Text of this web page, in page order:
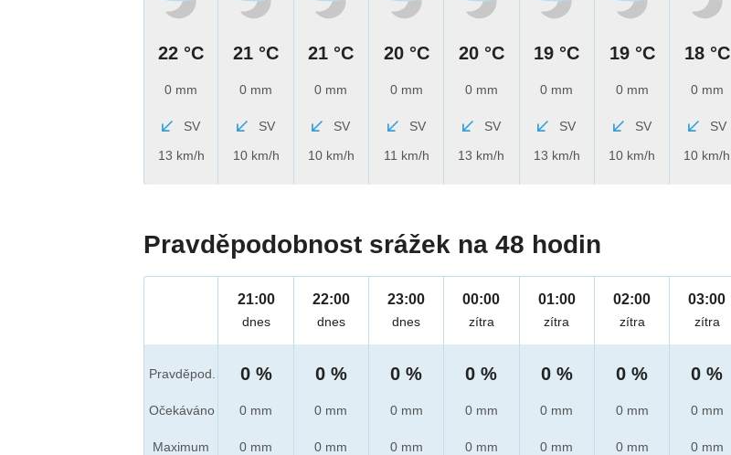
22 °C
0 mm
SV
13 km/h
21 °C
0 mm
SV
10 km/h
21 °C
0 mm
SV
10 km/h
20 °C
0 mm
SV
11 km/h
20 °C
0 mm
SV
13 km/h
19 °C
0 mm
SV
13 km/h
19 °C
0 mm
SV
10 km/h
18 °C
0 mm
SV
10 km/h
Pravděpodobnost srážek na 48 hodin
Pravděpod.
Očekáváno
Maximum
21:00
dnes
0 %
0 mm
0 mm
22:00
dnes
0 %
0 mm
0 mm
23:00
dnes
0 %
0 mm
0 mm
00:00
zítra
0 %
0 mm
0 mm
01:00
zítra
0 %
0 mm
0 mm
02:00
zítra
0 %
0 mm
0 mm
03:00
zítra
0 %
0 mm
0 mm